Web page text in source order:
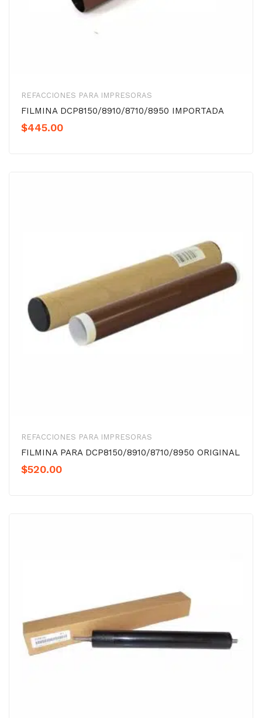
REFACCIONES PARA IMPRESORAS
FILMINA DCP8150/8910/8710/8950 IMPORTADA
$445.00
REFACCIONES PARA IMPRESORAS
FILMINA PARA DCP8150/8910/8710/8950 ORIGINAL
$520.00